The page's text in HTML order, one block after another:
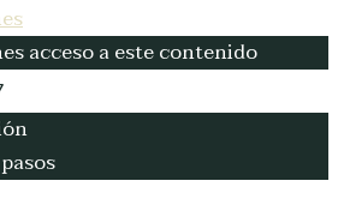
acceso a este contenido